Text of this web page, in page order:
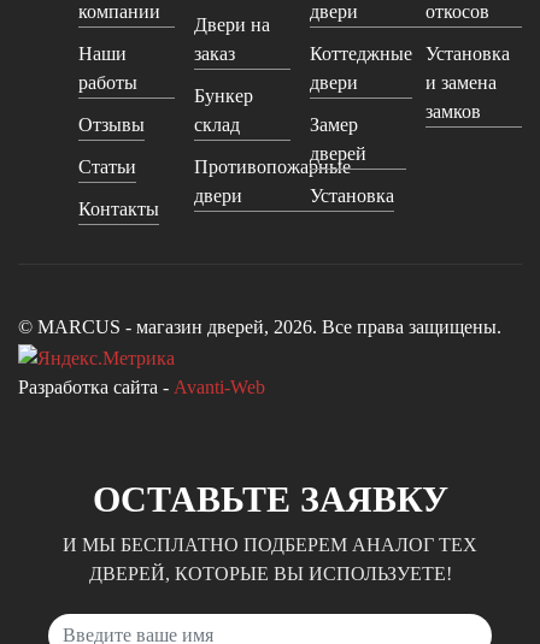
компании
Наши
работы
Отзывы
Статьи
Контакты
Двери на
заказ
Бункер
склад
Противопожарные
двери
двери
Коттеджные
двери
Замер
дверей
Установка
откосов
Установка
и замена
замков
© MARCUS - магазин дверей, 2026. Все права защищены.
Разработка сайта - Avanti-Web
ОСТАВЬТЕ ЗАЯВКУ
И МЫ БЕСПЛАТНО ПОДБЕРЕМ АНАЛОГ ТЕХ
ДВЕРЕЙ, КОТОРЫЕ ВЫ ИСПОЛЬЗУЕТЕ!